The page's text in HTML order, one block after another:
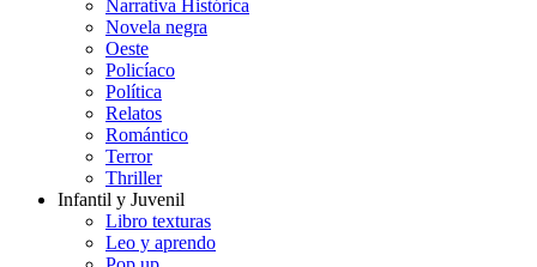
Narrativa Histórica
Novela negra
Oeste
Policíaco
Política
Relatos
Romántico
Terror
Thriller
Infantil y Juvenil
Libro texturas
Leo y aprendo